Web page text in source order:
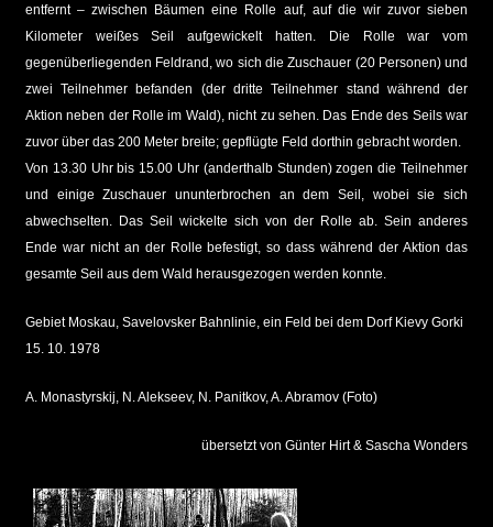
entfernt – zwischen Bäumen eine Rolle auf, auf die wir zuvor sieben
Kilometer weißes Seil aufgewickelt hatten. Die Rolle war vom
gegenüberliegenden Feldrand, wo sich die Zuschauer (20 Personen) und
zwei Teilnehmer befanden (der dritte Teilnehmer stand während der
Aktion neben der Rolle im Wald), nicht zu sehen. Das Ende des Seils war
zuvor über das 200 Meter breite; gepflügte Feld dorthin gebracht worden.
Von 13.30 Uhr bis 15.00 Uhr (anderthalb Stunden) zogen die Teilnehmer
und einige Zuschauer ununterbrochen an dem Seil, wobei sie sich
abwechselten. Das Seil wickelte sich von der Rolle ab. Sein anderes
Ende war nicht an der Rolle befestigt, so dass während der Aktion das
gesamte Seil aus dem Wald herausgezogen werden konnte.
Gebiet Moskau, Savelovsker Bahnlinie, ein Feld bei dem Dorf Kievy Gorki
15. 10. 1978
A. Monastyrskij, N. Alekseev, N. Panitkov, A. Abramov (Foto)
übersetzt von Günter Hirt & Sascha Wonders